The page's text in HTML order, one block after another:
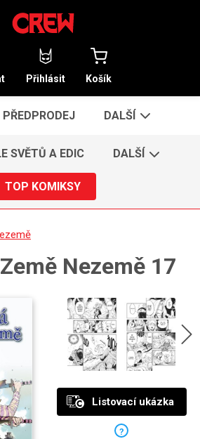
Přihlásit Košík
PŘEDPRODEJ DALŠÍ
SVĚTŮ A EDIC DALŠÍ
TOP KOMIKSY
Nezemě 17
Listovací ukázka
?